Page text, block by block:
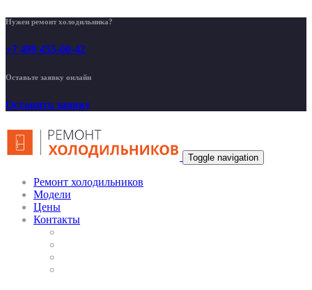
Нужен ремонт холодильника?
+7 499 455-00-42
Оставьте заявку онлайн
Оставить заявку
Toggle navigation
Ремонт холодильников
Модели
Цены
Контакты